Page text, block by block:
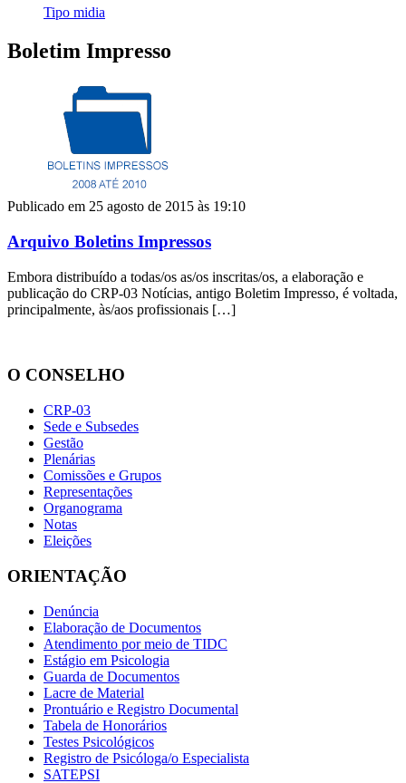
Tipo midia
Boletim Impresso
Publicado em 25 agosto de 2015 às 19:10
Arquivo Boletins Impressos
Embora distribuído a todas/os as/os inscritas/os, a elaboração e
publicação do CRP-03 Notícias, antigo Boletim Impresso, é voltada,
principalmente, às/aos profissionais […]
O CONSELHO
CRP-03
Sede e Subsedes
Gestão
Plenárias
Comissões e Grupos
Representações
Organograma
Notas
Eleições
ORIENTAÇÃO
Denúncia
Elaboração de Documentos
Atendimento por meio de TIDC
Estágio em Psicologia
Guarda de Documentos
Lacre de Material
Prontuário e Registro Documental
Tabela de Honorários
Testes Psicológicos
Registro de Psicóloga/o Especialista
SATEPSI